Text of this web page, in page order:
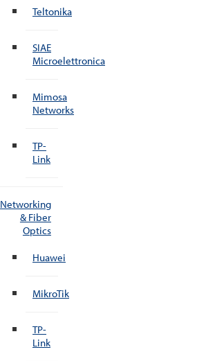
Teltonika
SIAE
Microelettronica
Mimosa
Networks
TP-
Link
Networking
& Fiber
Optics
Huawei
MikroTik
TP-
Link